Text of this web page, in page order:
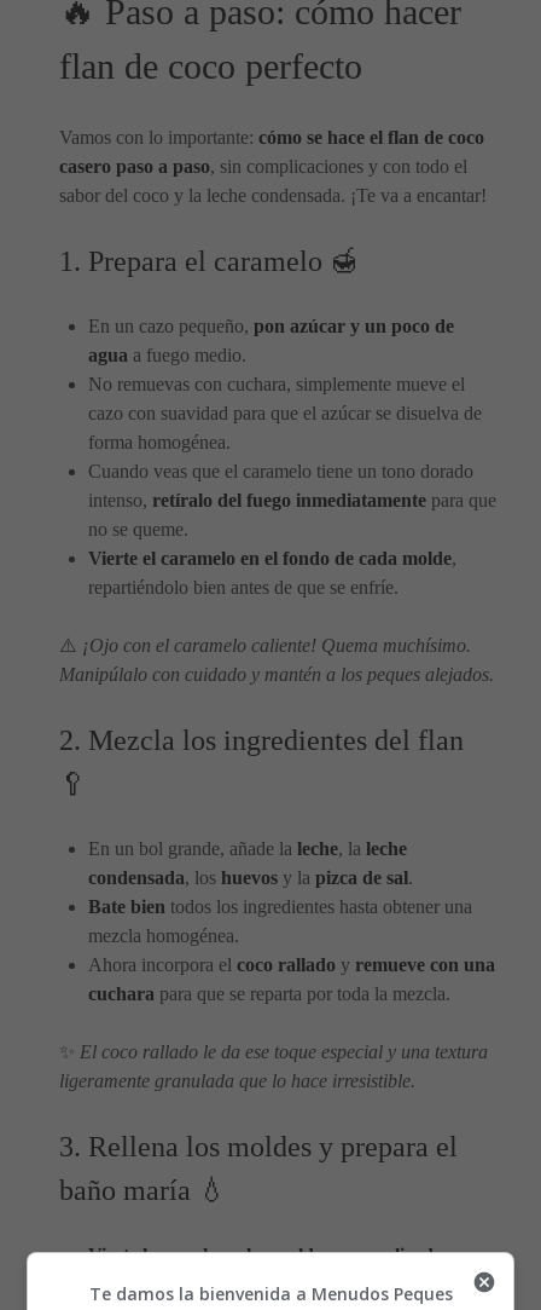
🔥 Paso a paso: cómo hacer
flan de coco perfecto
Vamos con lo importante: cómo se hace el flan de coco
casero paso a paso, sin complicaciones y con todo el
sabor del coco y la leche condensada. ¡Te va a encantar!
1. Prepara el caramelo 🍯
En un cazo pequeño, pon azúcar y un poco de
agua a fuego medio.
No remuevas con cuchara, simplemente mueve el
cazo con suavidad para que el azúcar se disuelva de
forma homogénea.
Cuando veas que el caramelo tiene un tono dorado
intenso, retíralo del fuego inmediatamente para que
no se queme.
Vierte el caramelo en el fondo de cada molde,
repartiéndolo bien antes de que se enfríe.
⚠️ ¡Ojo con el caramelo caliente! Quema muchísimo.
Manipúlalo con cuidado y mantén a los peques alejados.
2. Mezcla los ingredientes del flan
🥄
En un bol grande, añade la leche, la leche
condensada, los huevos y la pizca de sal.
Bate bien todos los ingredientes hasta obtener una
mezcla homogénea.
Ahora incorpora el coco rallado y remueve con una
cuchara para que se reparta por toda la mezcla.
✨ El coco rallado le da ese toque especial y una textura
ligeramente granulada que lo hace irresistible.
3. Rellena los moldes y prepara el
baño maría 💧
Vierte la mezcla en los moldes caramelizados,
llenándolos hasta unos tres cuartos de su capacidad.
Te damos la bienvenida a Menudos Peques